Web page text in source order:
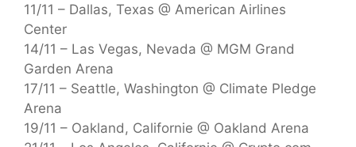
11/11 – Dallas, Texas @ American Airlines
Center
14/11 – Las Vegas, Nevada @ MGM Grand
Garden Arena
17/11 – Seattle, Washington @ Climate Pledge
Arena
19/11 – Oakland, Californie @ Oakland Arena